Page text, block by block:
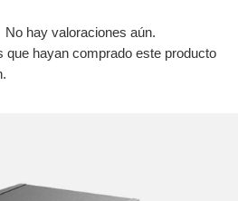
No hay valoraciones aún.
que hayan comprado este producto